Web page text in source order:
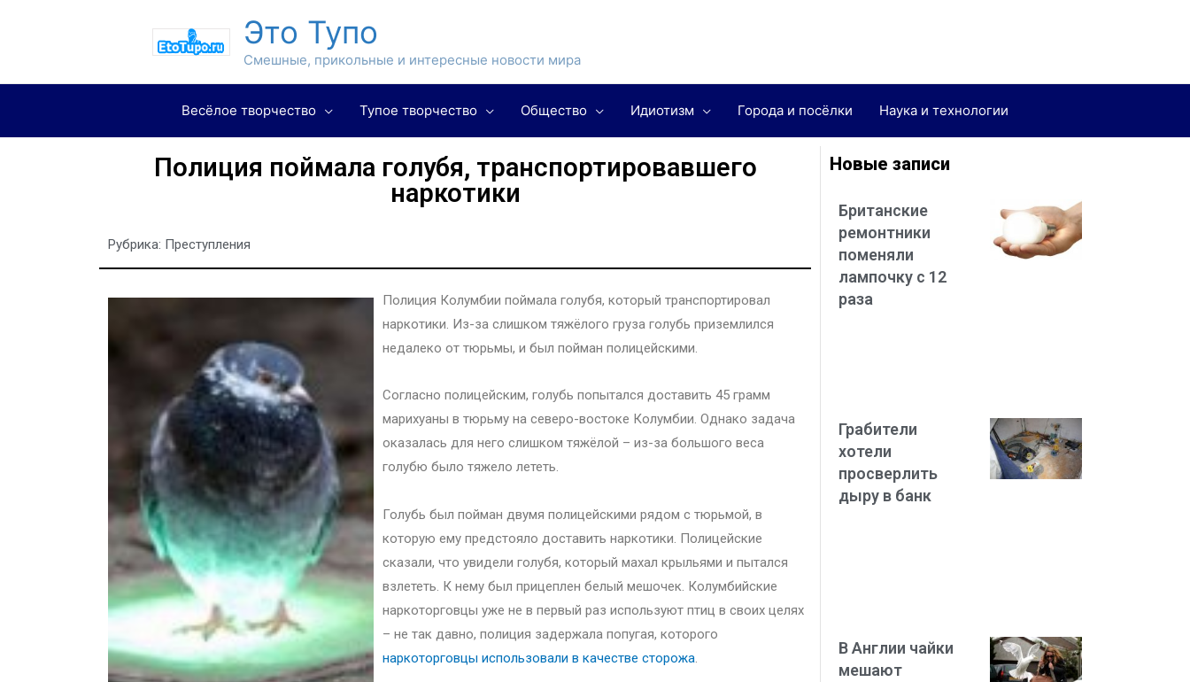
Это Тупо
Смешные, прикольные и интересные новости мира
Весёлое творчество Тупое творчество Общество Идиотизм Города и посёлки Наука и технологии
Полиция поймала голубя, транспортировавшего
наркотики
Рубрика: Преступления
Полиция Колумбии поймала голубя, который транспортировал
наркотики. Из-за слишком тяжёлого груза голубь приземлился
недалеко от тюрьмы, и был пойман полицейскими.
Согласно полицейским, голубь попытался доставить 45 грамм
марихуаны в тюрьму на северо-востоке Колумбии. Однако задача
оказалась для него слишком тяжёлой – из-за большого веса
голубю было тяжело лететь.
Голубь был пойман двумя полицейскими рядом с тюрьмой, в
которую ему предстояло доставить наркотики. Полицейские
сказали, что увидели голубя, который махал крыльями и пытался
взлететь. К нему был прицеплен белый мешочек. Колумбийские
наркоторговцы уже не в первый раз используют птиц в своих целях
– не так давно, полиция задержала попугая, которого
наркоторговцы использовали в качестве сторожа
Новые записи
Британские
ремонтники
поменяли
лампочку с 12
раза
Грабители
хотели
просверлить
дыру в банк
В Англии чайки
мешают